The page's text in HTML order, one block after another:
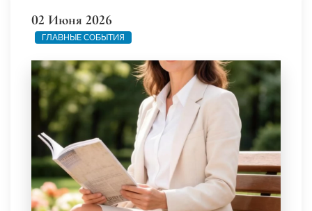
02 Июня 2026
ГЛАВНЫЕ СОБЫТИЯ